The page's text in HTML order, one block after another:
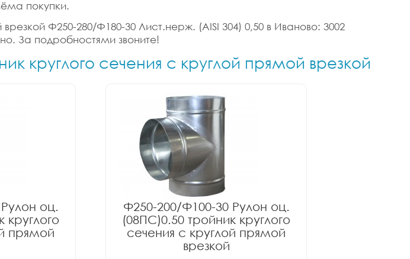
покупки.
Ф250-280/Ф180-30 Лист.нерж. (AISI 304) 0,50 в Иваново: 3002
За подробностями звоните!
круглого сечения с круглой прямой врезкой
оц.
круглого
прямой
Ф250-200/Ф100-30 Рулон оц.
(08ПС)0.50 тройник круглого
сечения с круглой прямой
врезкой